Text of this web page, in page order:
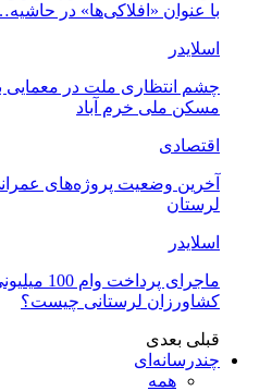
با عنوان «افلاکی‌ها» در
اسلایدر
مسکن ملی خرم آباد
اقتصادی
آخرین وضعیت پروژه‌های
لرستان
اسلایدر
ماجرای
کشاورزان لرستانی چیست؟
قبلی بعدی
چندرسانه‌ای
همه